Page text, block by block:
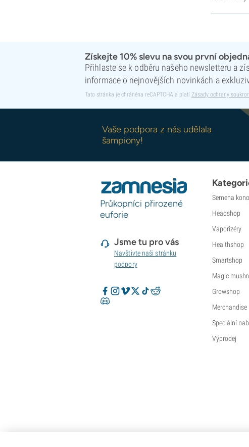
Získejte 10% slevu na svou první
Přihlaste se k odběru našeho newsletteru a
informace o nejnovějších novinkách a
Tato stránka je chráněna reCAPTCHA a platí Zásady ochrany
Vaše podpora z nás udělala
šampiony!
Průkopníci přirozené
euforie
Jsme tu pro vás
Navštivte naši stránku
podpory
Semena
Headshop
Vaporizéry
Healthshop
Smartshop
Magic
Growshop
Merchandise
Speciální
Výprodej